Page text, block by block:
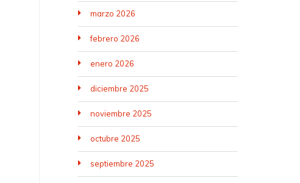
marzo 2026
febrero 2026
enero 2026
diciembre 2025
noviembre 2025
octubre 2025
septiembre 2025